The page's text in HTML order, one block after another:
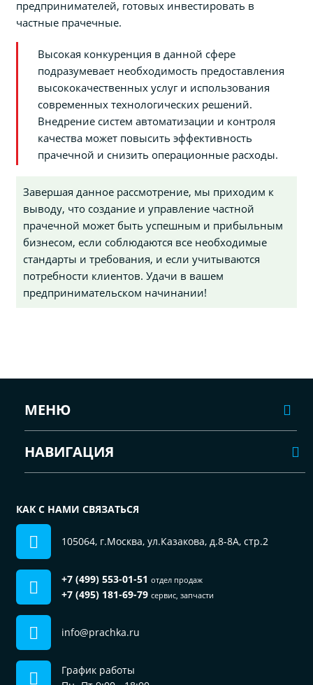
предпринимателей, готовых инвестировать в
частные прачечные.
Высокая конкуренция в данной сфере
подразумевает необходимость предоставления
высококачественных услуг и использования
современных технологических решений.
Внедрение систем автоматизации и контроля
качества может повысить эффективность
прачечной и снизить операционные расходы.
Завершая данное рассмотрение, мы приходим к
выводу, что создание и управление частной
прачечной может быть успешным и прибыльным
бизнесом, если соблюдаются все необходимые
стандарты и требования, и если учитываются
потребности клиентов. Удачи в вашем
предпринимательском начинании!
МЕНЮ
НАВИГАЦИЯ
КАК С НАМИ СВЯЗАТЬСЯ
105064, г.Москва, ул.Казакова, д.8-8А, стр.2
+7 (499) 553-01-51 отдел продаж
+7 (495) 181-69-79 сервис, запчасти
info@prachka.ru
График работы